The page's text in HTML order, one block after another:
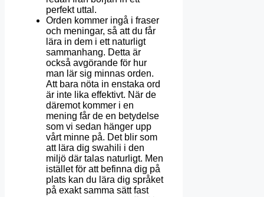
perfekt uttal.
Orden kommer ingå i fraser
och meningar, så att du får
lära in dem i ett naturligt
sammanhang. Detta är
också avgörande för hur
man lär sig minnas orden.
Att bara nöta in enstaka ord
är inte lika effektivt. När de
däremot kommer i en
mening får de en betydelse
som vi sedan hänger upp
vårt minne på. Det blir som
att lära dig swahili i den
miljö där talas naturligt. Men
istället för att befinna dig på
plats kan du lära dig språket
på exakt samma sätt fast